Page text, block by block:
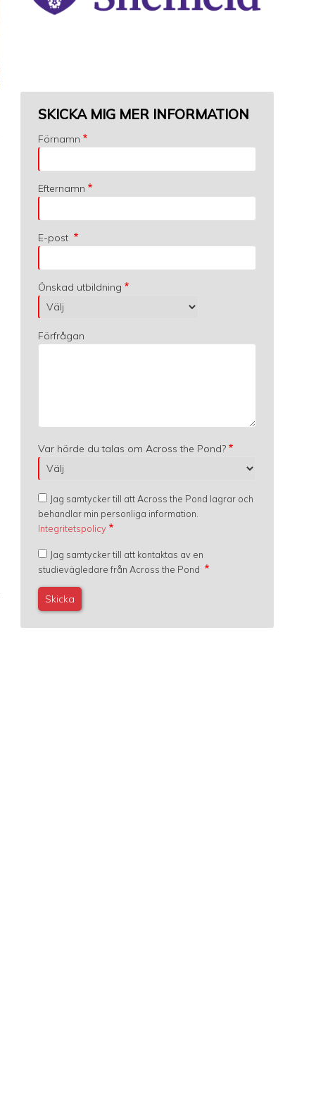
SKICKA MIG MER INFORMATION
Förnamn
Efternamn
E-post
Önskad utbildning
Förfrågan
Var hörde du talas om Across the Pond?
Jag samtycker till att Across the Pond lagrar och
behandlar min personliga information.
Integritetspolicy
Jag samtycker till att kontaktas av en
studievägledare från Across the Pond